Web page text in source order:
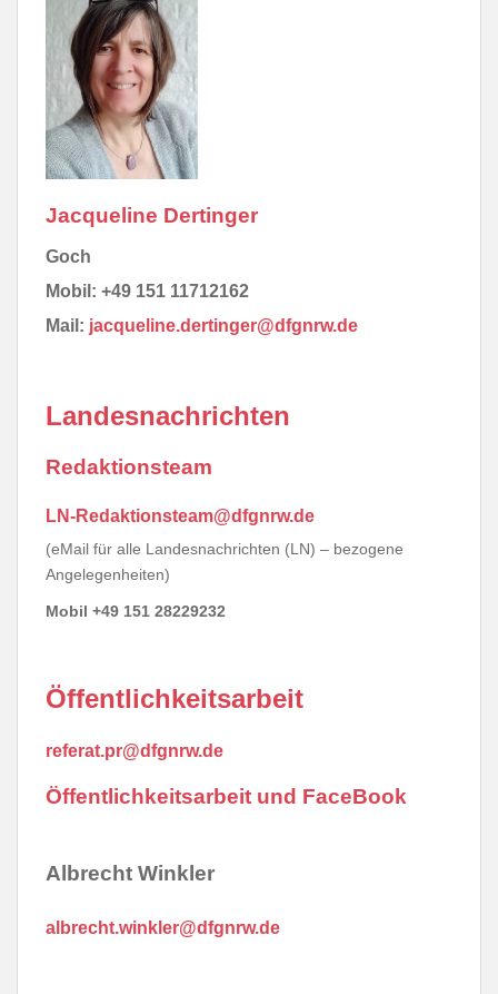
Jacqueline Dertinger
Goch
Mobil: +49 151 11712162
Mail: jacqueline.dertinger@dfgnrw.de
Landesnachrichten
Redaktionsteam
LN-Redaktionsteam@dfgnrw.de
(eMail für alle Landesnachrichten (LN) – bezogene
Angelegenheiten)
Mobil +49 151 28229232
Öffentlichkeitsarbeit
referat.pr@dfgnrw.de
Öffentlichkeitsarbeit und FaceBook
Albrecht Winkler
albrecht.winkler@dfgnrw.de